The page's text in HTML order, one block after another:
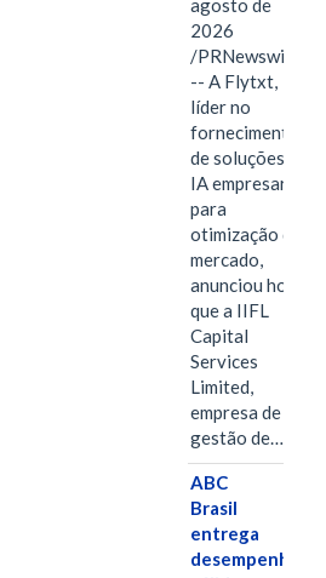
agosto de
2026
/PRNewswire/
-- A Flytxt,
líder no
fornecimento
de soluções de
IA empresarial
para
otimização de
mercado,
anunciou hoje
que a IIFL
Capital
Services
Limited,
empresa de
gestão de…
ABC
Brasil
entrega
desempenho